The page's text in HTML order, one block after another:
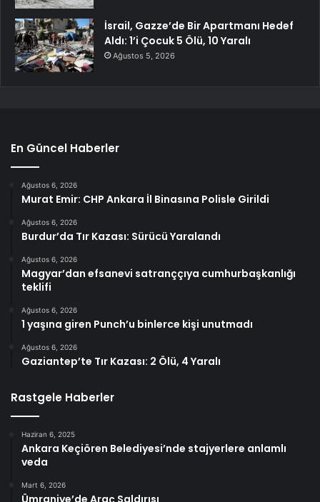
İsrail, Gazze’de Bir Apartmanı Hedef
Aldı: 1’i Çocuk 5 Ölü, 10 Yaralı
Ağustos 5, 2026
En Güncel Haberler
Ağustos 6, 2026
Murat Emir: CHP Ankara İl Binasına Polisle Girildi
Ağustos 6, 2026
Burdur’da Tır Kazası: Sürücü Yaralandı
Ağustos 6, 2026
Magyar’dan efsanevi satranççıya cumhurbaşkanlığı
teklifi
Ağustos 6, 2026
1 yaşına giren Punch’u binlerce kişi unutmadı
Ağustos 6, 2026
Gaziantep’te Tır Kazası: 2 Ölü, 4 Yaralı
Rastgele Haberler
Haziran 6, 2025
Ankara Keçiören Belediyesi’nde stajyerlere anlamlı
veda
Mart 6, 2026
Ümraniye’de Araç Saldırısı